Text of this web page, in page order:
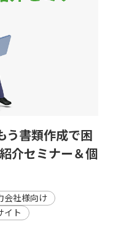
う書類作成で困
介セミナー＆個
会社様向け
イト